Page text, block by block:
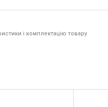
і комплектацію товару